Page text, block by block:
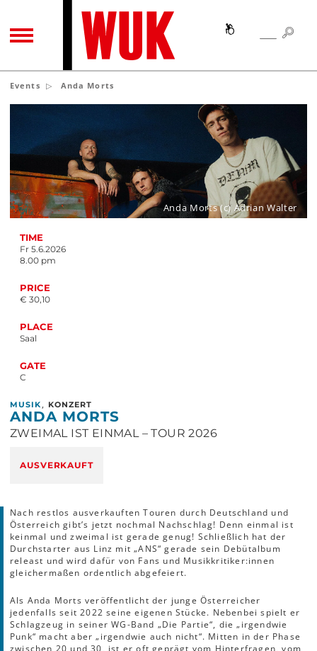
TOGGLE NAVIGATION SEARCH
Events Anda Morts
TIME
Fr 5.6.2026
8.00 pm
PRICE
€ 30,10
PLACE
Saal
GATE
C
Anda Morts (c) Adrian Walter
MUSIK , KONZERT
ANDA MORTS
ZWEIMAL IST EINMAL – TOUR 2026
AUSVERKAUFT
Nach restlos ausverkauften Touren durch Deutschland und
Österreich gibt’s jetzt nochmal Nachschlag! Denn einmal ist
keinmal und zweimal ist gerade genug! Schließlich hat der
Durchstarter aus Linz mit „ANS“ gerade sein Debütalbum
releast und wird dafür von Fans und Musikkritiker:innen
gleichermaßen ordentlich abgefeiert.
Als Anda Morts veröffentlicht der junge Österreicher
jedenfalls seit 2022 seine eigenen Stücke. Nebenbei spielt er
Schlagzeug in seiner WG-Band „Die Partie“, die „irgendwie
Punk“ macht aber „irgendwie auch nicht“. Mitten in der Phase
zwischen 20 und 30, ist er oft geprägt vom Hinterfragen, vom